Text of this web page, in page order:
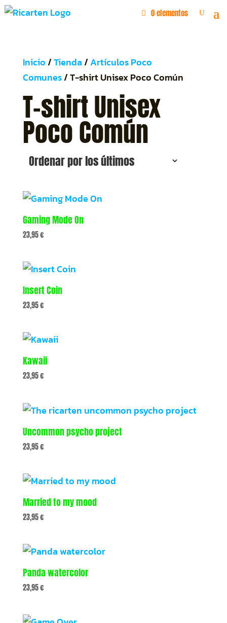
0 elementos
Inicio/Tienda/Artículos Poco
Comunes/ T-shirt Unisex Poco Común
T-shirt Unisex
Poco Común
Gaming Mode On
23,95€
Insert Coin
23,95€
Kawaii
23,95€
Uncommon psycho project
23,95€
Married to my mood
23,95€
Panda watercolor
23,95€